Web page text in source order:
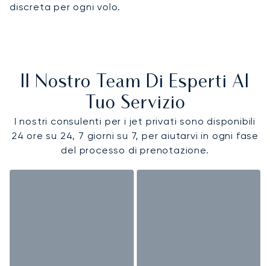
discreta per ogni volo.
Il Nostro Team Di Esperti Al
Tuo Servizio
I nostri consulenti per i jet privati sono disponibili
24 ore su 24, 7 giorni su 7, per aiutarvi in ogni fase
del processo di prenotazione.